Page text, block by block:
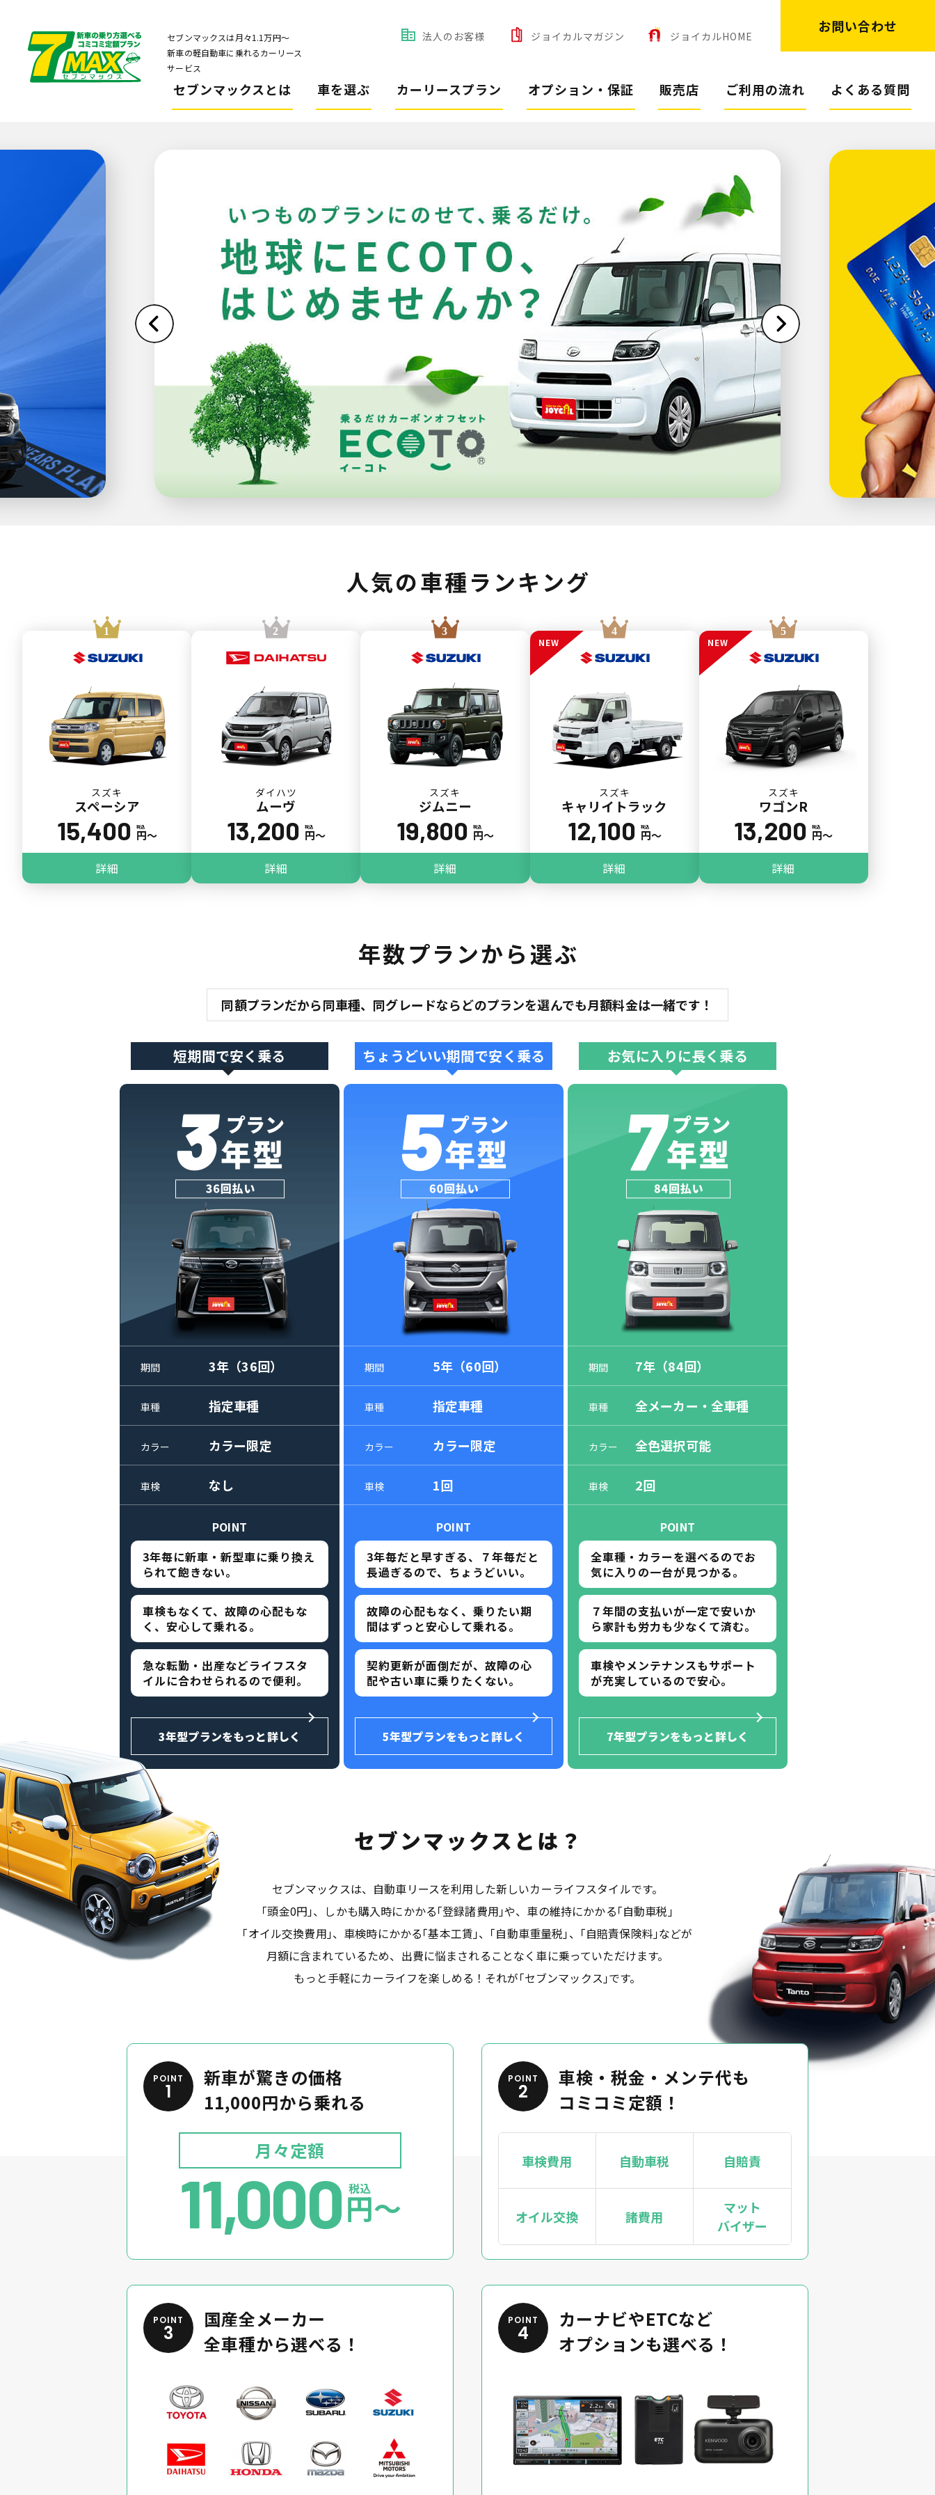
セブンマックスは月々1.1万円〜
新車の軽自動車に乗れるカーリース
サービス
法人のお客様 ジョイカルマガジン ジョイカルHOME
お問い合わせ
セブンマックスとは 車を選ぶ カーリースプラン オプション・保証 販売店 ご利用の流れ よくある質問
人気の車種ランキング
スズキ
スペーシア
15,400 税込
円〜
詳細
ダイハツ
ムーヴ
13,200 税込
円〜
詳細
スズキ
ジムニー
19,800 税込
円〜
詳細
NEW
スズキ
キャリイトラック
12,100 税込
円〜
詳細
NEW
スズキ
ワゴンR
13,200 税込
円〜
詳細
年数プランから選ぶ
同額プランだから同車種、同グレードならどのプランを選んでも月額料金は一緒です！
短期間で安く乗る
期間 3年（36回）
車種 指定車種
カラー カラー限定
車検 なし
POINT
3年毎に新車・新型車に乗り換え
られて飽きない。
車検もなくて、故障の心配もな
く、安心して乗れる。
急な転勤・出産などライフスタ
イルに合わせられるので便利。
3年型プランをもっと詳しく
ちょうどいい期間で安く乗る
期間 5年（60回）
車種 指定車種
カラー カラー限定
車検 1回
POINT
3年毎だと早すぎる、７年毎だと
長過ぎるので、ちょうどいい。
故障の心配もなく、乗りたい期
間はずっと安心して乗れる。
契約更新が面倒だが、故障の心
配や古い車に乗りたくない。
5年型プランをもっと詳しく
お気に入りに長く乗る
期間 7年（84回）
車種 全メーカー・全車種
カラー 全色選択可能
車検 2回
POINT
全車種・カラーを選べるのでお
気に入りの一台が見つかる。
７年間の支払いが一定で安いか
ら家計も労力も少なくて済む。
車検やメンテナンスもサポート
が充実しているので安心。
7年型プランをもっと詳しく
セブンマックスとは？
セブンマックスは、自動車リースを利用した新しいカーライフスタイルです。
｢頭金0円｣、しかも購入時にかかる｢登録諸費用｣や、車の維持にかかる｢自動車税｣
｢オイル交換費用｣、車検時にかかる｢基本工賃｣、｢自動車重量税｣、｢自賠責保険料｣などが
月額に含まれているため、出費に悩まされることなく車に乗っていただけます。
もっと手軽にカーライフを楽しめる！ それが｢セブンマックス｣です。
POINT
1
新車が驚きの価格
11,000円から乗れる
月々定額
11,000 税込
円〜
POINT
2
車検・税金・メンテ代も
コミコミ定額！
車検費用 自動車税 自賠責
オイル交換 諸費用
マット
バイザー
POINT
3
国産全メーカー
全車種から選べる！
POINT
4
カーナビやETCなど
オプションも選べる！